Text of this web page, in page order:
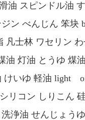
油 スピンドル油
ン べんじん 笨块
凡士林 ワセリン
油 灯油 とうゆ 煤
けいゆ 軽油 light
リコン しりこん
浄油 せんじょう